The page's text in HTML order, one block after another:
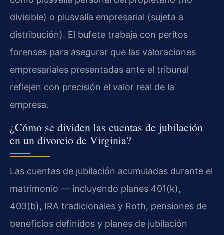
divisible) o plusvalía empresarial (sujeta a
distribución). El bufete trabaja con peritos
forenses para asegurar que las valoraciones
empresariales presentadas ante el tribunal
reflejen con precisión el valor real de la
empresa.
¿Cómo se dividen las cuentas de jubilación
en un divorcio de Virginia?
Las cuentas de jubilación acumuladas durante el
matrimonio — incluyendo planes 401(k),
403(b), IRA tradicionales y Roth, pensiones de
beneficios definidos y planes de jubilación